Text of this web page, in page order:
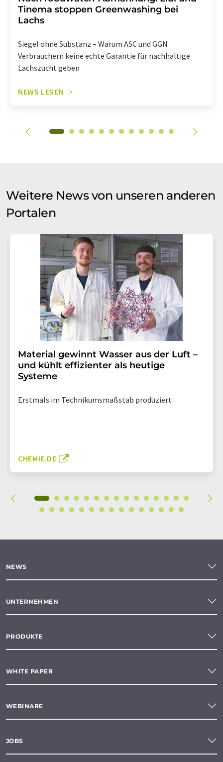
Tinema stoppen Greenwashing bei
Lachs
Siegel ohne Substanz – Warum ASC und GGN
Verbrauchern keine echte Garantie für nachhaltige
Lachszucht geben
NEWS LESEN
Weitere News von unseren anderen
Portalen
Material gewinnt Wasser aus der Luft –
und kühlt effizienter als heutige
Systeme
Erstmals im Technikumsmaßstab produziert
CHEMIE.DE
NEWS
UNTERNEHMEN
PRODUKTE
WHITE PAPER
WEBINARE
JOBS